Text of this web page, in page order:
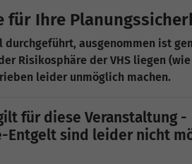
für Ihre
ausgenommen ist
Risikosphäre der VHS liegen (wie
leider unmöglich machen.
für diese Veranstaltung -
Entgelt sind leider nicht